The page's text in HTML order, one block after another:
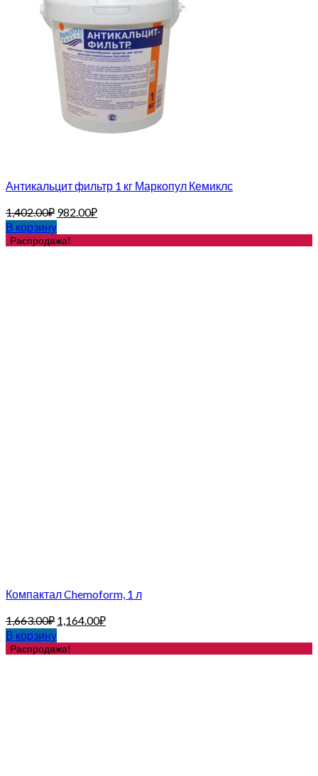
Антикальцит фильтр 1 кг Маркопул Кемиклс
1,402.00₽ 982.00₽
В корзину
Распродажа!
Компактал Chemoform, 1 л
1,663.00₽ 1,164.00₽
В корзину
Распродажа!